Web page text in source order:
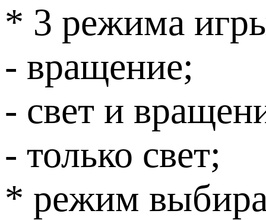
* 3 режима
- вращение;
- свет и
- только свет;
* режим